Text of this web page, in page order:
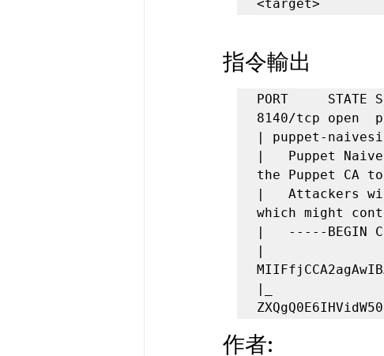
<target>
指令輸出
PORT     STATE
8140/tcp open
| puppet-
|   Puppet
the Puppet CA
|   Attackers
which might
|   -----BEGIN
|
|_
作者: